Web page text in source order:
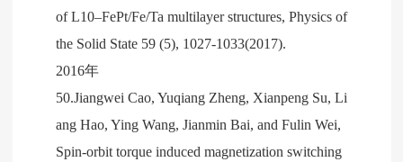
of L10–FePt/Fe/Ta multilayer structures, Physics of
the Solid State 59 (5), 1027-1033(2017).
2016年
50.Jiangwei Cao, Yuqiang Zheng, Xianpeng Su, Li
ang Hao, Ying Wang, Jianmin Bai, and Fulin Wei,
Spin-orbit torque induced magnetization switching